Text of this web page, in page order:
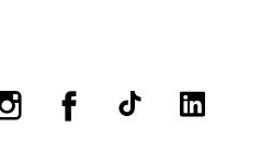
InstagramFacebook